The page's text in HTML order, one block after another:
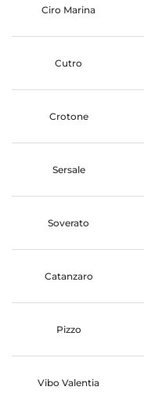
Ciro Marina
Cutro
Crotone
Sersale
Soverato
Catanzaro
Pizzo
Vibo Valentia